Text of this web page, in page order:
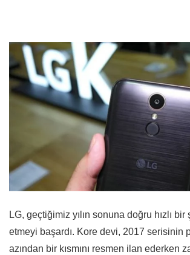
LG, geçtiğimiz yılın sonuna doğru hızlı
etmeyi başardı. Kore devi, 2017 serisinin
azından bir kısmını resmen ilan ederken